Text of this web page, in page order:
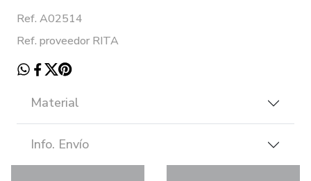
Ref. A02514
Ref. proveedor RITA
Material
Info. Envío